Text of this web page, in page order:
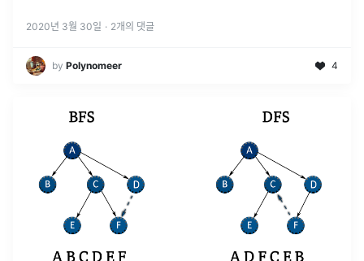
순서로 정점...
2020년 3월 30일 · 2개의 댓글
by Polynomeer 4